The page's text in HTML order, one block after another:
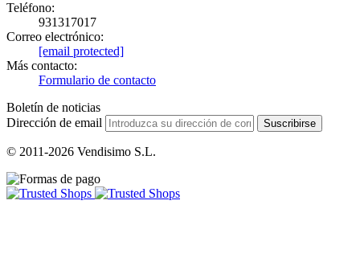
Teléfono:
931317017
Correo electrónico:
[email protected]
Más contacto:
Formulario de contacto
Boletín de noticias
Dirección de email
Suscribirse
© 2011-2026 Vendisimo S.L.